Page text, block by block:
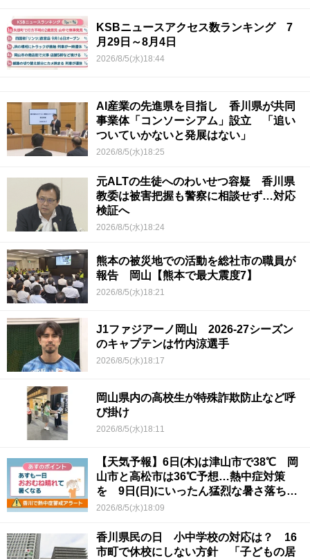
KSBニュースアクセス数ランキング 7
月29日～8月4日
2026/8/5(水)18:44
AI産業の先進県を目指し 香川県が共同
事業体「コンソーシアム」設立 「追い
ついていかないと発展はない」
2026/8/5(水)18:25
元ALTの生徒へのわいせつ容疑 香川県
教委は被害把握も警察に相談せず…対応
検証へ
2026/8/5(水)18:24
熊本の被災地での活動を総社市の職員が
報告 岡山【熊本で最大震度7】
2026/8/5(水)18:21
J1ファジアーノ岡山 2026-27シーズン
のキャプテンは竹内涼選手
2026/8/5(水)18:17
岡山県内の高校生が特殊詐欺防止など呼
び掛け
2026/8/5(水)18:11
【天気予報】6日(木)は津山市で38℃ 岡
山市と高松市は36℃予想…熱中症対策
を 9日(日)にいったん猛烈な暑さ落ち着
くか
2026/8/5(水)18:09
香川県民の日 小中学校の対応は？ 16
市町で休校にしない方針 「子どもの居